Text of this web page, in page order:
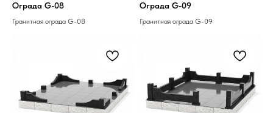
Ограда G-08
Гранитная ограда G-08
Ограда G-09
Гранитная ограда G-09